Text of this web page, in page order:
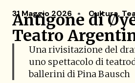
31 Maggio 2026 Cultura,
Antigone di
Teatro
Una rivisitazione del
uno spettacolo di
ballerini di Pina Bausch